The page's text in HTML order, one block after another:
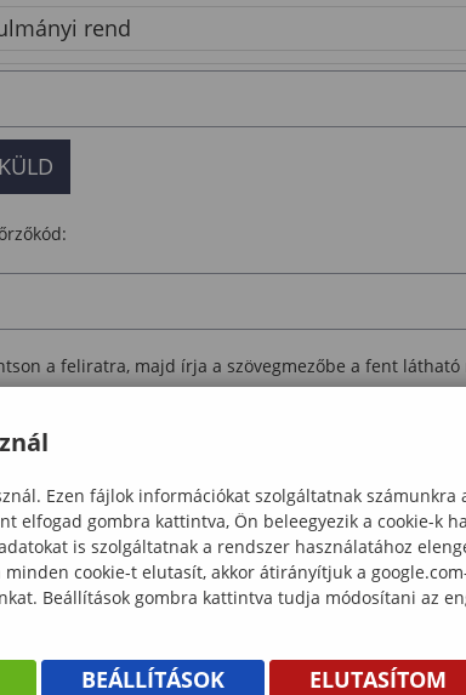
rend
a feliratra, majd írja a szövegmezőbe a fent
Ezen fájlok információkat szolgáltatnak számunkra
elfogad gombra kattintva, Ön beleegyezik a cookie-k
is szolgáltatnak a rendszer használatához
cookie-t elutasít, akkor átirányítjuk a
Beállítások gombra kattintva tudja módosítani az
BEÁLLÍTÁSOK ELUTASÍTOM